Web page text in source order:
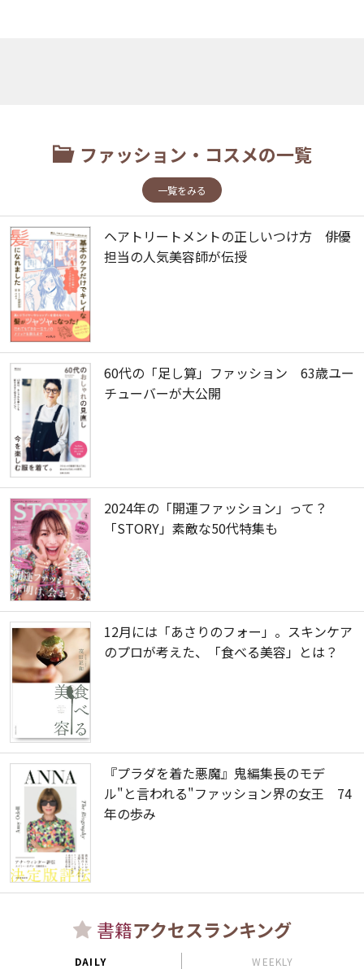
ファッション・コスメの一覧
一覧をみる
ヘアトリートメントの正しいつけ方 俳優
担当の人気美容師が伝授
60代の「足し算」ファッション 63歳ユー
チューバーが大公開
2024年の「開運ファッション」って？
「STORY」素敵な50代特集も
12月には「あさりのフォー」。スキンケア
のプロが考えた、「食べる美容」とは？
『プラダを着た悪魔』鬼編集長のモデ
ル"と言われる"ファッション界の女王 74
年の歩み
書籍アクセスランキング
DAILY WEEKLY